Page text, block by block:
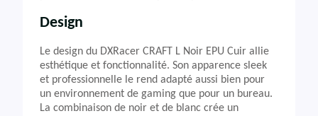
Design
Le design du DXRacer CRAFT L Noir EPU Cuir allie
esthétique et fonctionnalité. Son apparence sleek
et professionnelle le rend adapté aussi bien pour
un environnement de gaming que pour un bureau.
La combinaison de noir et de blanc crée un